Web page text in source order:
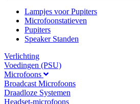
Lampjes voor Pupiters
Microfoonstatieven
Pupiters
Speaker Standen
Verlichting
Voedingen (PSU)
Microfoons
Broadcast Microfoons
Draadloze Systemen
Headset-microfoons